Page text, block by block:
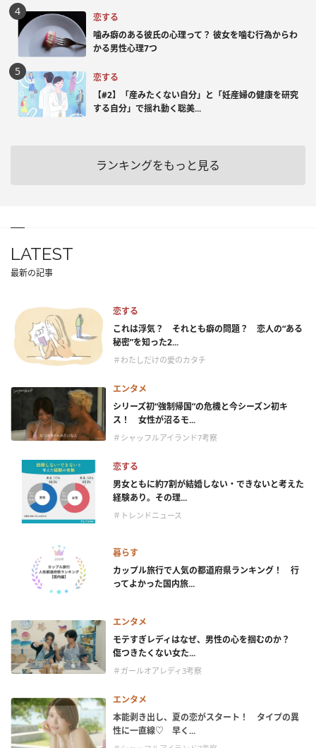
恋する
噛み癖のある彼氏の心理って？ 彼女を噛む行為からわ
かる男性心理7つ
恋する
【#2】「産みたくない自分」と「妊産婦の健康を研究
する自分」で揺れ動く聡美...
ランキングをもっと見る
LATEST
最新の記事
恋する
これは浮気？ それとも癖の問題？ 恋人の“ある
秘密”を知った2...
＃わたしだけの愛のカタチ
エンタメ
シリーズ初“強制帰国”の危機と今シーズン初キ
ス！ 女性が沼るモ...
＃シャッフルアイランド7考察
恋する
男女ともに約7割が結婚しない・できないと考えた
経験あり。その理...
＃トレンドニュース
暮らす
カップル旅行で人気の都道府県ランキング！ 行
ってよかった国内旅...
エンタメ
モテすぎレディはなぜ、男性の心を掴むのか？
傷つきたくない女た...
＃ガールオアレディ3考察
エンタメ
本能剥き出し、夏の恋がスタート！ タイプの異
性に一直線♡ 早く...